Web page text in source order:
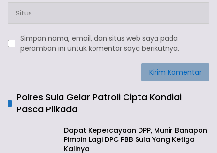
Simpan nama, email, dan situs web saya pada
peramban ini untuk komentar saya berikutnya.
Polres Sula Gelar Patroli Cipta Kondiai
Pasca Pilkada
Dapat Kepercayaan DPP, Munir Banapon
Pimpin Lagi DPC PBB Sula Yang Ketiga
Kalinya